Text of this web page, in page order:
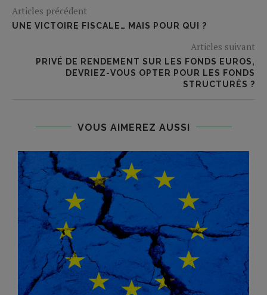
Articles précédent
UNE VICTOIRE FISCALE… MAIS POUR QUI ?
Articles suivant
PRIVÉ DE RENDEMENT SUR LES FONDS EUROS,
DEVRIEZ-VOUS OPTER POUR LES FONDS
STRUCTURÉS ?
VOUS AIMEREZ AUSSI